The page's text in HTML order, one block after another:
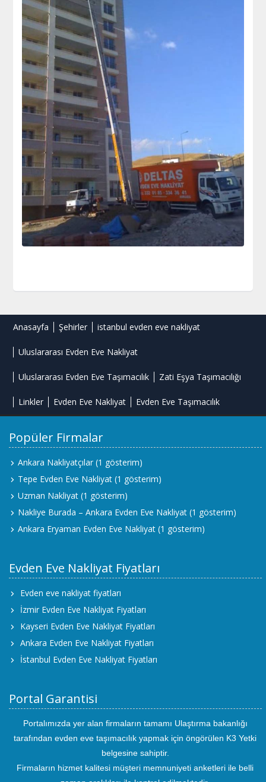
Anasayfa Şehirler istanbul evden eve nakliyat
Uluslararası Evden Eve Nakliyat
Uluslararası Evden Eve Taşımacılık Zati Eşya Taşımacılığı
Linkler Evden Eve Nakliyat Evden Eve Taşımacılık
Popüler Firmalar
Ankara Nakliyatçılar (1 gösterim)
Tepe Evden Eve Nakliyat (1 gösterim)
Uzman Nakliyat (1 gösterim)
Nakliye Burada – Ankara Evden Eve Nakliyat (1 gösterim)
Ankara Eryaman Evden Eve Nakliyat (1 gösterim)
Evden Eve Nakliyat Fiyatları
Evden eve nakliyat fiyatları
İzmir Evden Eve Nakliyat Fiyatları
Kayseri Evden Eve Nakliyat Fiyatları
Ankara Evden Eve Nakliyat Fiyatları
İstanbul Evden Eve Nakliyat Fiyatları
Portal Garantisi
Portalımızda yer alan firmaların tamamı Ulaştırma bakanlığı
tarafından evden eve taşımacılık yapmak için öngörülen K3 Yetki
belgesine sahiptir.
Firmaların hizmet kalitesi müşteri memnuniyeti anketleri ile belli